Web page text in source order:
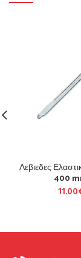
Λεβιεδες
400
11.00